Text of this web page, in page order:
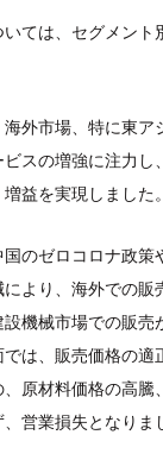
ては、セグメント
外市場、特に東ア
スの増強に注力し
益を実現しました。
のゼロコロナ政策
より、海外での販
機械市場での販売
は、販売価格の適
原材料価格の高騰
営業損失となりま